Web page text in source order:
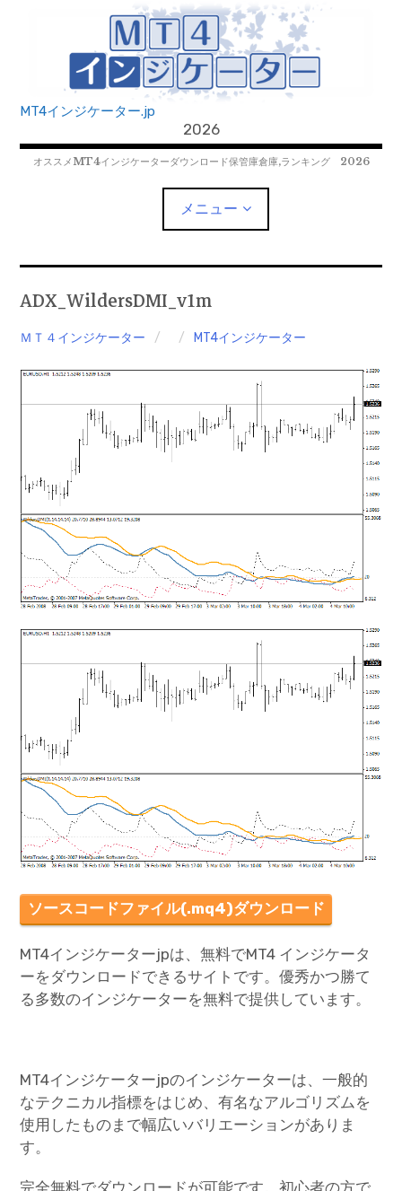
MT4インジケーター.jp
2026
オススメMT4インジケーターダウンロード保管庫倉庫,ランキング 2026
メニュー
MT4EAﾀﾞｳﾝﾛｰﾄﾞ
MT5EAﾀﾞｳﾝﾛｰﾄﾞ
MT5インジケーター
mqファイルをexファイルにする方法
ADX_WildersDMI_v1m
ＭＴ４インジケーター MT4インジケーター
ソースコードファイル(.mq4)ダウンロード
MT4インジケーターjpは、無料でMT4 インジケータ
ーをダウンロードできるサイトです。優秀かつ勝て
る多数のインジケーターを無料で提供しています。
MT4インジケーターjpのインジケーターは、一般的
なテクニカル指標をはじめ、有名なアルゴリズムを
使用したものまで幅広いバリエーションがありま
す。